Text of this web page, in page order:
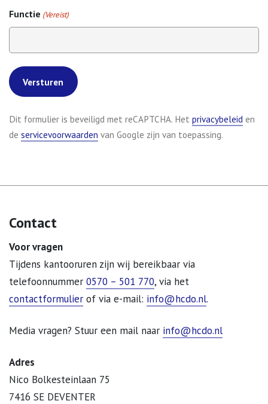
Functie (Vereist)
Dit formulier is beveiligd met reCAPTCHA. Het privacybeleid en
de servicevoorwaarden (opent in nieuw tabblad)
van Google zijn van toepassing.
Contact
Voor vragen
Tijdens kantooruren zijn wij bereikbaar via
telefoonnummer 0570 – 501 770, via het
contactformulier of via e-mail: info@hcdo.nl.
Media vragen? Stuur een mail naar info@hcdo.nl
Adres
Nico Bolkesteinlaan 75
7416 SE DEVENTER